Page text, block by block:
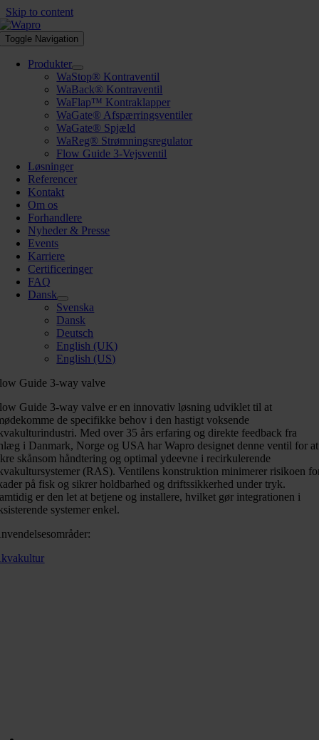
Skip to content
Toggle Navigation
Produkter
WaStop® Kontraventil
WaBack® Kontraventil
WaFlap™ Kontraklapper
WaGate® Afspærringsventiler
WaGate® Spjæld
WaReg® Strømningsregulator
Flow Guide 3-Vejsventil
Løsninger
Referencer
Kontakt
Om os
Forhandlere
Nyheder & Presse
Events
Karriere
Certificeringer
FAQ
Dansk
Svenska
Dansk
Deutsch
English (UK)
English (US)
Guide 3-way valve
Guide 3-way valve er en innovativ løsning udviklet til at
de specifikke behov i den hastigt voksende
Med over 35 års erfaring og direkte feedback fra
i Danmark, Norge og USA har Wapro designet denne ventil for at
skånsom håndtering og optimal ydeevne i recirkulerende
(RAS). Ventilens konstruktion minimerer risikoen
på fisk og sikrer holdbarhed og driftssikkerhed under tryk.
er den let at betjene og installere, hvilket gør integrationen i
systemer enkel.